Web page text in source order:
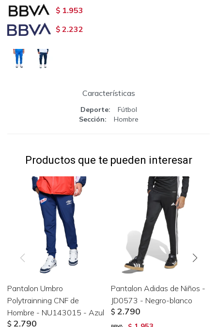
$ 1.953
$ 2.232
Características
Deporte
Fútbol
Sección
Hombre
Productos que te pueden interesar
Pantalon Umbro
Polytrainning CNF de
Hombre - NU143015 - Azul
$ 2.790
Pantalon Adidas de Niños -
JD0573 - Negro-blanco
$ 2.790